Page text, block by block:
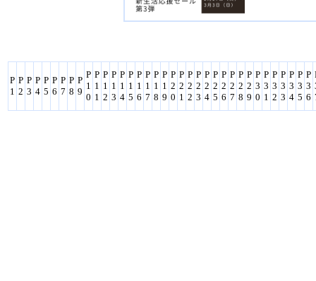
P
1
P
2
P
3
P
4
P
5
P
6
P
7
P
8
P
9
P
1
0
P
1
1
P
1
2
P
1
3
P
1
4
P
1
5
P
1
6
P
1
7
P
1
8
P
1
9
P
2
0
P
2
1
P
2
2
P
2
3
P
2
4
P
2
5
P
2
6
P
2
7
P
2
8
P
2
9
P
3
0
P
3
1
P
3
2
P
3
3
P
3
4
P
3
5
P
3
6